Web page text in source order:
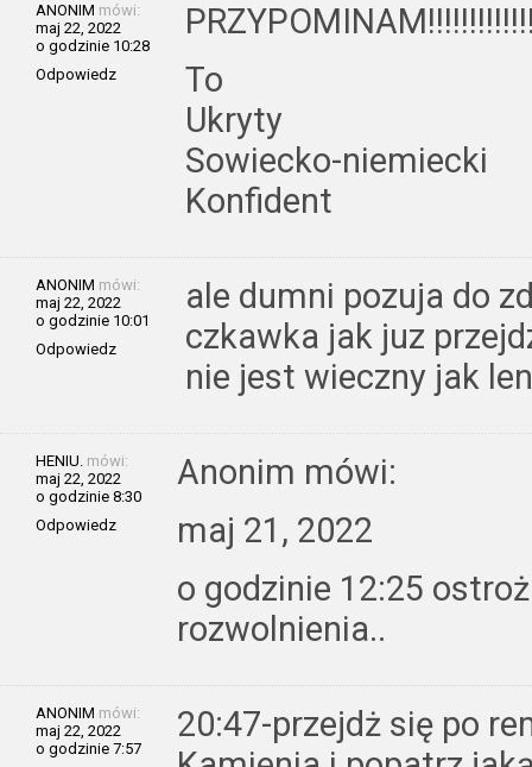
ANONIM mówi:
maj 22, 2022
o godzinie 10:28
Odpowiedz
To
Ukryty
Sowiecko-niemiecki
Konfident
ANONIM mówi:
maj 22, 2022
o godzinie 10:01
Odpowiedz
ale dumni pozuja do
czkawka jak juz
nie jest wieczny jak
HENIU. mówi:
maj 22, 2022
o godzinie 8:30
Odpowiedz
Anonim mówi:
maj 21, 2022
o godzinie 12:25
rozwolnienia..
ANONIM mówi:
maj 22, 2022
o godzinie 7:57
20:47-przejdż się po